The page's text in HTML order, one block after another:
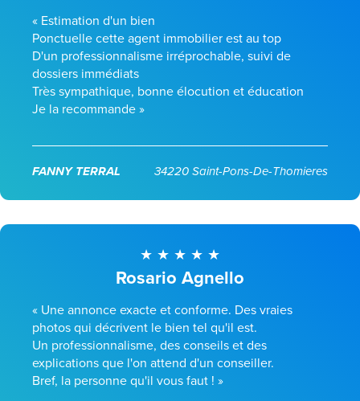
« Estimation d'un bien
Ponctuelle cette agent immobilier est au top
D'un professionnalisme irréprochable, suivi de
dossiers immédiats
Très sympathique, bonne élocution et éducation
Je la recommande »
FANNY TERRAL 34220 Saint-Pons-De-Thomieres
Rosario Agnello
« Une annonce exacte et conforme. Des vraies
photos qui décrivent le bien tel qu'il est.
Un professionnalisme, des conseils et des
explications que l'on attend d'un conseiller.
Bref, la personne qu'il vous faut ! »